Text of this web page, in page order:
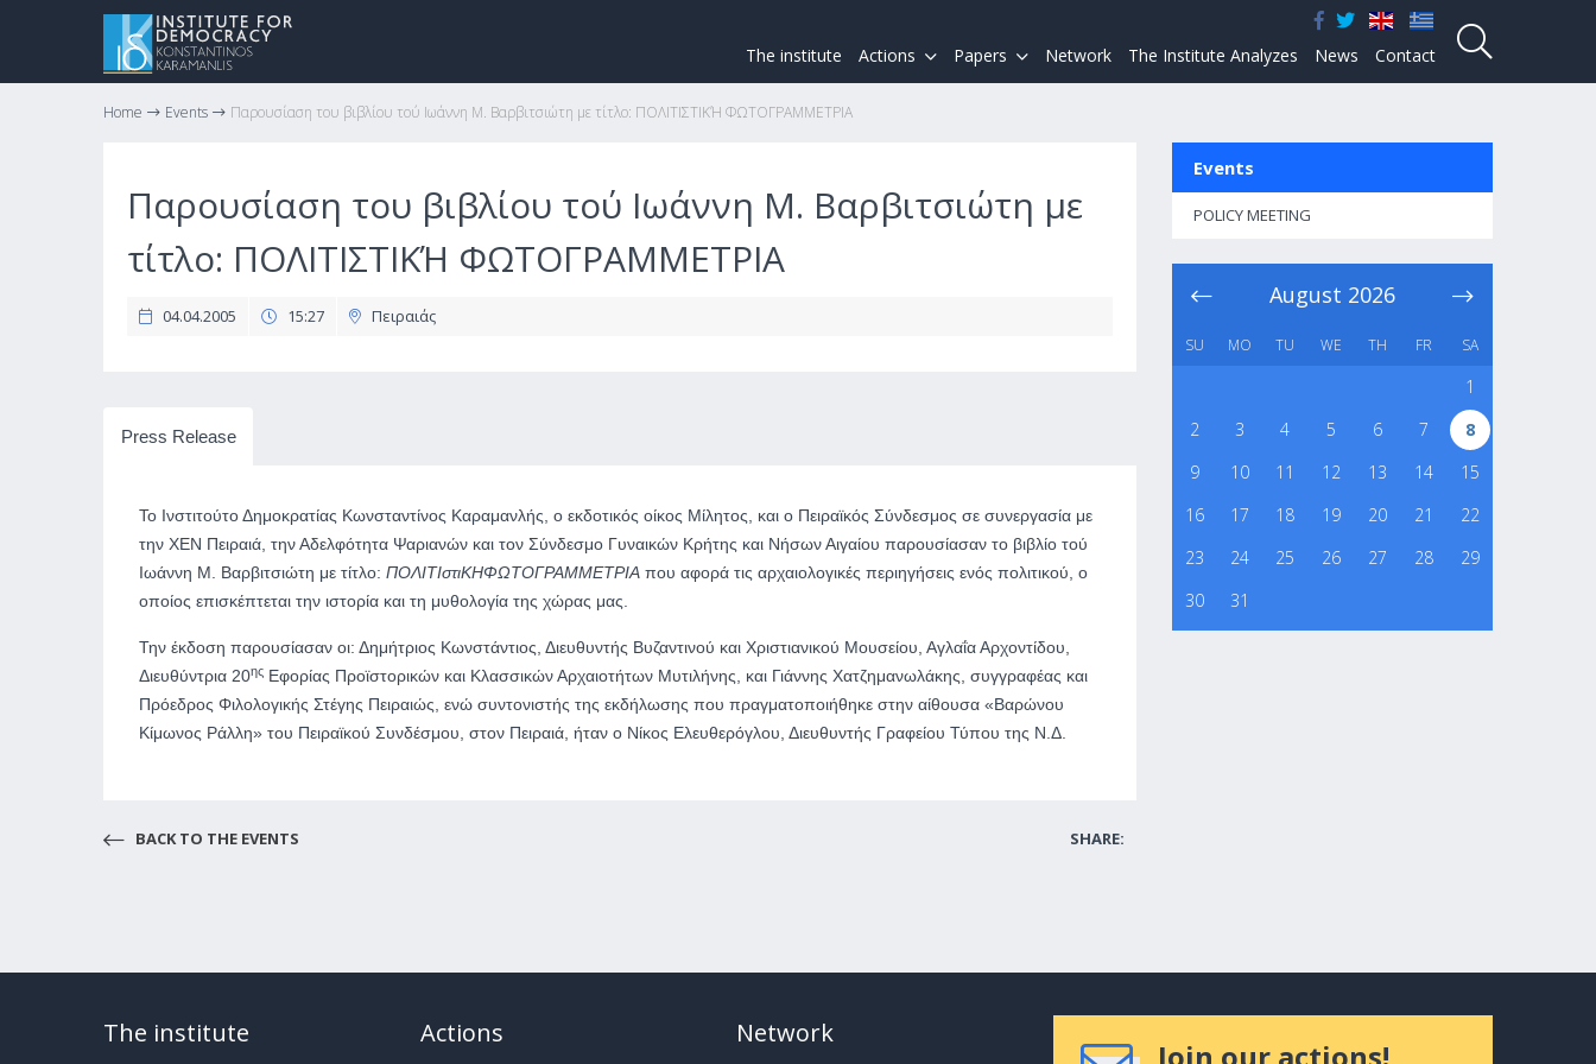
The institute Actions Papers Network The Institute Analyzes News Contact
Home Events Παρουσίαση του βιβλίου τού Ιωάννη Μ. Βαρβιτσιώτη με τίτλο: ΠΟΛΙΤΙΣΤΙΚΉ ΦΩΤΟΓΡΑΜΜΕΤΡΙΑ
Παρουσίαση του βιβλίου τού Ιωάννη Μ. Βαρβιτσιώτη με
τίτλο: ΠΟΛΙΤΙΣΤΙΚΉ ΦΩΤΟΓΡΑΜΜΕΤΡΙΑ
04.04.2005 15:27 Πειραιάς
Press Release
Το Ινστιτούτο Δημοκρατίας Κωνσταντίνος Καραμανλής, ο εκδοτικός οίκος Μίλητος, και ο Πειραϊκός Σύνδεσμος σε συνεργασία με
την ΧΕΝ Πειραιά, την Αδελφότητα Ψαριανών και τον Σύνδεσμο Γυναικών Κρήτης και Νήσων Αιγαίου παρουσίασαν το βιβλίο τού
Ιωάννη Μ. Βαρβιτσιώτη με τίτλο: ΠΟΛΙΤΙστιΚΗΦΩΤΟΓΡΑΜΜΕΤΡΙΑ που αφορά τις αρχαιολογικές περιηγήσεις ενός πολιτικού, ο
οποίος επισκέπτεται την ιστορία και τη μυθολογία της χώρας μας.
Την έκδοση παρουσίασαν οι: Δημήτριος Κωνστάντιος, Διευθυντής Βυζαντινού και Χριστιανικού Μουσείου, Αγλαΐα Αρχοντίδου,
Διευθύντρια 20ης Εφορίας Προϊστορικών και Κλασσικών Αρχαιοτήτων Μυτιλήνης, και Γιάννης Χατζημανωλάκης, συγγραφέας και
Πρόεδρος Φιλολογικής Στέγης Πειραιώς, ενώ συντονιστής της εκδήλωσης που πραγματοποιήθηκε στην αίθουσα «Βαρώνου
Κίμωνος Ράλλη» του Πειραϊκού Συνδέσμου, στον Πειραιά, ήταν ο Νίκος Ελευθερόγλου, Διευθυντής Γραφείου Τύπου της Ν.Δ.
BACK TO THE EVENTS SHARE:
Events
POLICY MEETING
August 2026
SU MO TU WE TH FR SA
1
2
3 4 5 6 7
8
9
10 11 12 13 14
15
16
17 18 19 20 21
22
23
24 25 26 27 28
29
30
31
The institute Actions Network